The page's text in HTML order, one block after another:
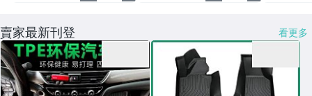
賣家最新刊登 看更多